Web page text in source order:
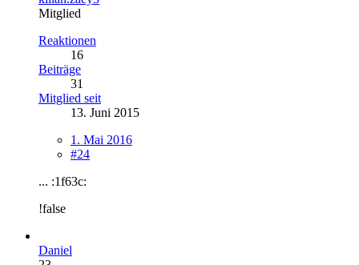
Mitglied
Reaktionen
16
Beiträge
31
Mitglied seit
13. Juni 2015
1. Mai 2016
#24
... :1f63c:
!false
Daniel